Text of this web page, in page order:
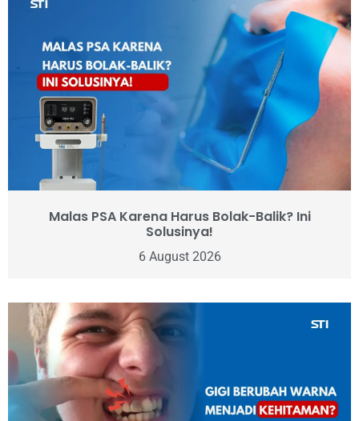
Malas PSA Karena Harus Bolak-Balik? Ini
Solusinya!
6 August 2026